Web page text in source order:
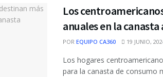
Los
anuales en la
POR EQUIPO CA360 19 JUNIO,
Los hogares
para la canasta de consumo